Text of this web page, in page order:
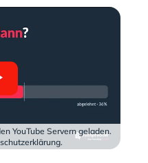
YouTube Servern geladen.